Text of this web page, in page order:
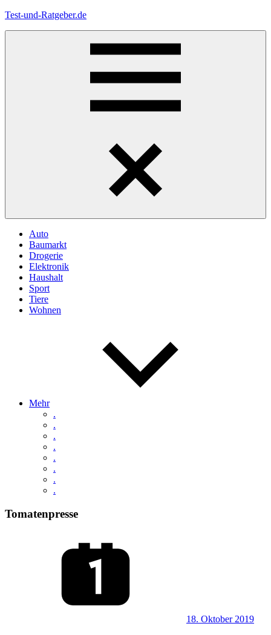
Zum
Test-und-Ratgeber.de
Auto
Baumarkt
Drogerie
Elektronik
Haushalt
Sport
Tiere
Wohnen
Mehr
.
.
.
.
.
.
.
.
Tomatenpresse
18. Oktober 2019